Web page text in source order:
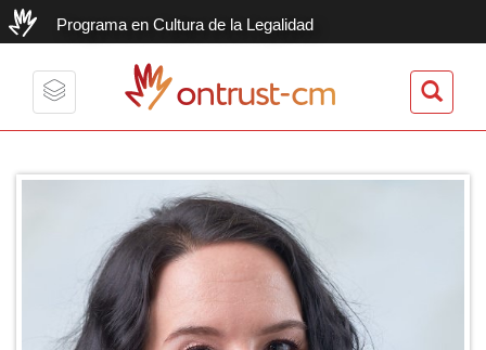
Programa en Cultura de la Legalidad
Toggle
ontrust-cm